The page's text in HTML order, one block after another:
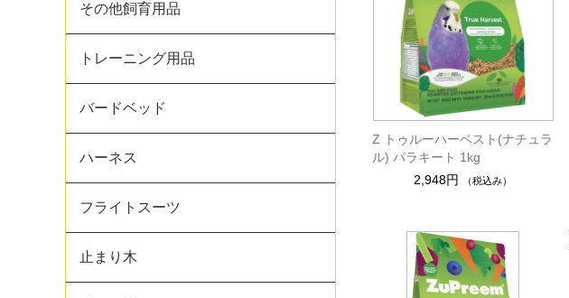
Z トゥルーハーベスト(ナチュラ
ル) パラキート 1kg
2,948円
（税込み）
その他飼育用品
トレーニング用品
バードベッド
ハーネス
フライトスーツ
止まり木